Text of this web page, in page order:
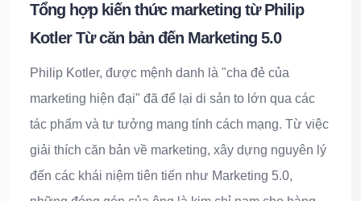
Tổng hợp kiến thức marketing từ Philip
Kotler Từ căn bản đến Marketing 5.0
Philip Kotler, được mệnh danh là "cha đẻ của
marketing hiện đại" đã để lại di sản to lớn qua các
tác phẩm và tư tưởng mang tính cách mạng. Từ việc
giải thích căn bản về marketing, xây dựng nguyên lý
đến các khái niệm tiên tiến như Marketing 5.0,